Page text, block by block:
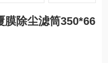
膜除尘滤筒350*66